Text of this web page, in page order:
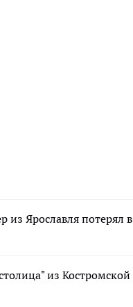
из Ярославля потерял
из